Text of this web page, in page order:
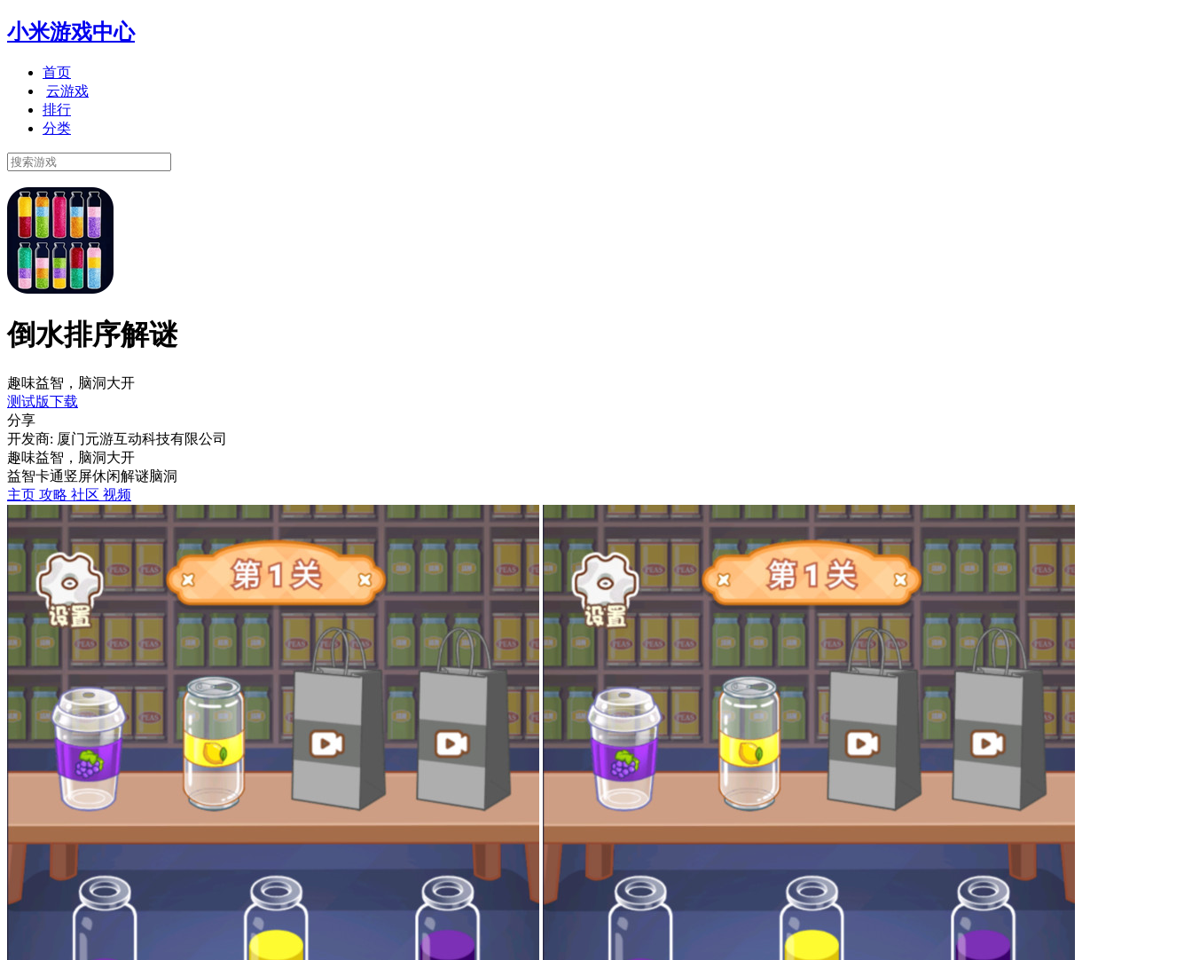
小米游戏中心
首页
云游戏
排行
分类
倒水排序解谜
趣味益智，脑洞大开
测试版下载
分享
开发商: 厦门元游互动科技有限公司
趣味益智，脑洞大开
益智卡通竖屏休闲解谜脑洞
主页 攻略 社区 视频